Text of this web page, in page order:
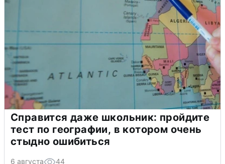
Справится даже школьник: пройдите
тест по географии, в котором очень
стыдно ошибиться
6 августа 44